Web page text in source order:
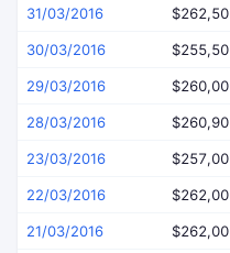
31/03/2016 $262,50
30/03/2016 $255,50
29/03/2016 $260,00
28/03/2016 $260,90
23/03/2016 $257,00
22/03/2016 $262,00
21/03/2016 $262,00